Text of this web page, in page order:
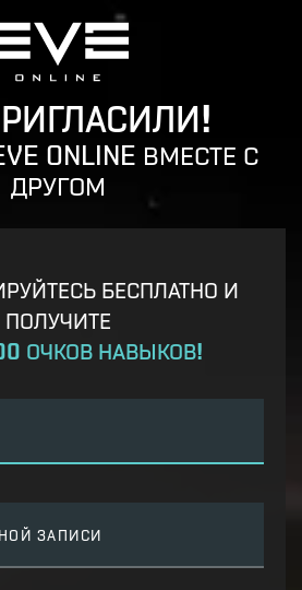
ONLINE ВМЕСТЕ С
ДРУГОМ
БЕСПЛАТНО И
ПОЛУЧИТЕ
ОЧКОВ НАВЫКОВ!
ЗАПИСИ